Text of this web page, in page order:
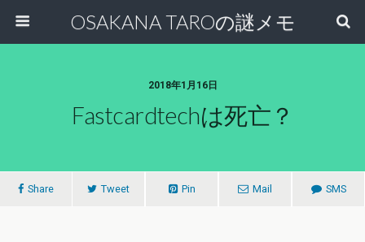
OSAKANA TAROの謎メモ
2018年1月16日
Fastcardtechは死亡？
Share Tweet Pin Mail SMS